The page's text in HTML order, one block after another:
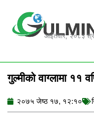
content
आईतवार, २०८३
गुल्मीको वाग्लामा ११
२०७५ जेष्ठ १७, १२:१०